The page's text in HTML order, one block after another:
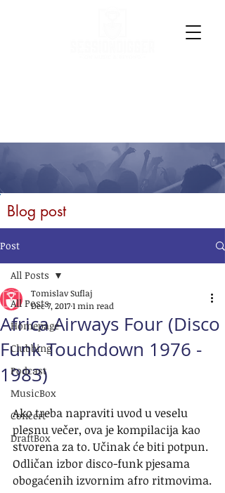
Blog post
Post
All Posts
Homepage
Clubbing
Podcast
MusicBox
Concert
DraftBox
All Posts
Africa Airways Four (Disco
Funk Touchdown 1976 -
1983)
Tomislav Suflaj
Dec 7, 20171 min read
Ako treba napraviti uvod u veselu
plesnu večer, ova je kompilacija kao
stvorena za to. Učinak će biti potpun.
Odličan izbor disco-funk pjesama
obogaćenih izvornim afro ritmovima.